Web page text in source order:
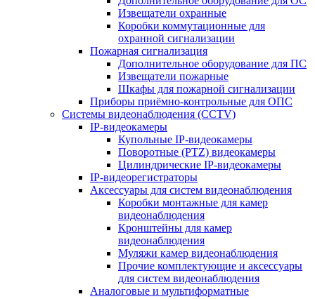
Извещатели охранные
Коробки коммутационные для
охранной сигнализации
Пожарная сигнализация
Дополнительное оборудование для ПС
Извещатели пожарные
Шкафы для пожарной сигнализации
Приборы приёмно-контрольные для ОПС
Системы видеонаблюдения (CCTV)
IP-видеокамеры
Купольные IP-видеокамеры
Поворотные (PTZ) видеокамеры
Цилиндрические IP-видеокамеры
IP-видеорегистраторы
Аксессуары для систем видеонаблюдения
Коробки монтажные для камер
видеонаблюдения
Кронштейны для камер
видеонаблюдения
Муляжи камер видеонаблюдения
Прочие комплектующие и аксессуары
для систем видеонаблюдения
Аналоговые и мультиформатные